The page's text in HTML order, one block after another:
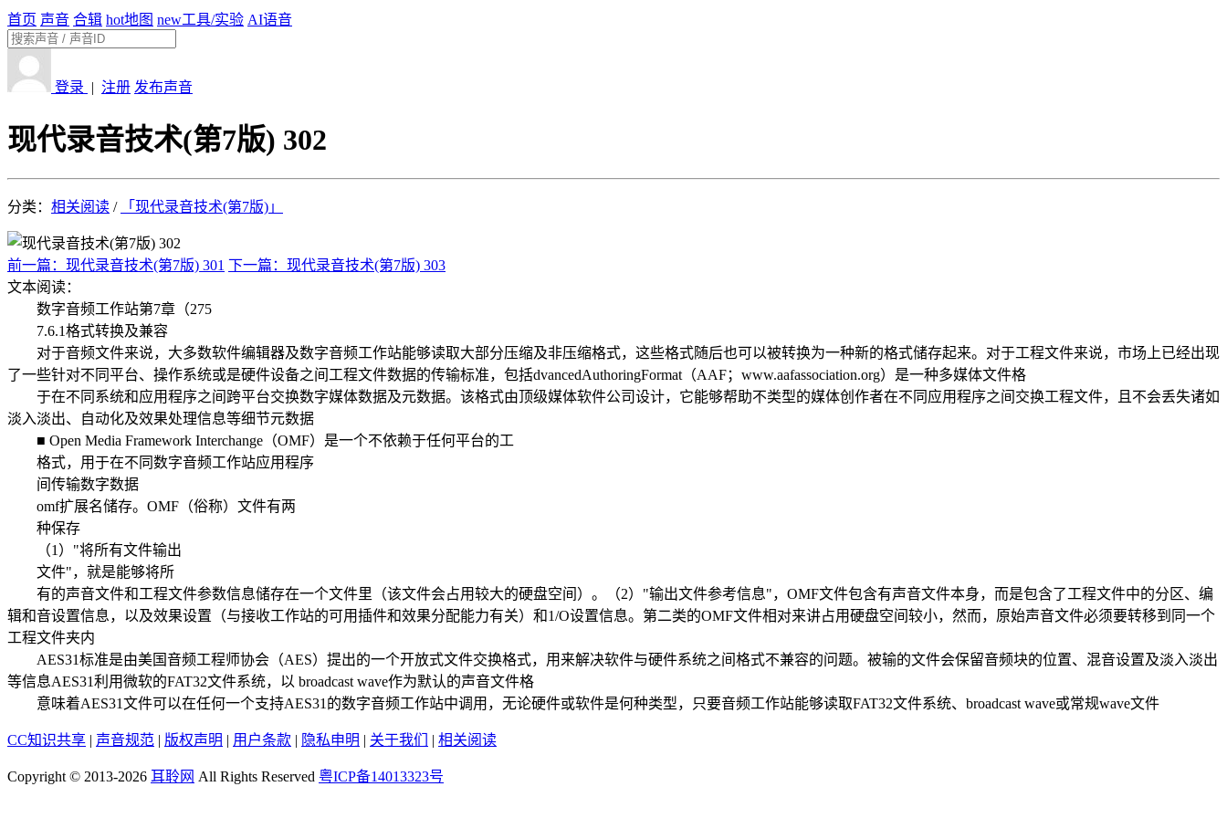
首页 声音 合辑 hot地图 new工具/实验 AI语音
登录 | 注册 发布声音
现代录音技术(第7版) 302
分类： 相关阅读 / 「现代录音技术(第7版)」
前一篇：现代录音技术(第7版) 301 下一篇：现代录音技术(第7版) 303
文本阅读：
数字音频工作站第7章（275
7.6.1格式转换及兼容
对于音频文件来说，大多数软件编辑器及数字音频工作站能够读取大部分压缩及非压缩格式，这些格式随后也可以被转换为一种新的格式储存起来。对于工程文件来说，市场上已经出现
了一些针对不同平台、操作系统或是硬件设备之间工程文件数据的传输标准，包括dvancedAuthoringFormat（AAF；www.aafassociation.org）是一种多媒体文件格
于在不同系统和应用程序之间跨平台交换数字媒体数据及元数据。该格式由顶级媒体软件公司设计，它能够帮助不类型的媒体创作者在不同应用程序之间交换工程文件，且不会丢失诸如
淡入淡出、自动化及效果处理信息等细节元数据
■ Open Media Framework Interchange（OMF）是一个不依赖于任何平台的工
格式，用于在不同数字音频工作站应用程序
间传输数字数据
omf扩展名储存。OMF（俗称）文件有两
种保存
（1）"将所有文件输出
文件"，就是能够将所
有的声音文件和工程文件参数信息储存在一个文件里（该文件会占用较大的硬盘空间）。（2）"输出文件参考信息"，OMF文件包含有声音文件本身，而是包含了工程文件中的分区、编
辑和音设置信息，以及效果设置（与接收工作站的可用插件和效果分配能力有关）和1/O设置信息。第二类的OMF文件相对来讲占用硬盘空间较小，然而，原始声音文件必须要转移到同一个
工程文件夹内
AES31标准是由美国音频工程师协会（AES）提出的一个开放式文件交换格式，用来解决软件与硬件系统之间格式不兼容的问题。被输的文件会保留音频块的位置、混音设置及淡入淡出
等信息AES31利用微软的FAT32文件系统，以 broadcast wave作为默认的声音文件格
意味着AES31文件可以在任何一个支持AES31的数字音频工作站中调用，无论硬件或软件是何种类型，只要音频工作站能够读取FAT32文件系统、broadcast wave或常规wave文件
CC知识共享 | 声音规范 | 版权声明 | 用户条款 | 隐私申明 | 关于我们 | 相关阅读
Copyright © 2013-2026 耳聆网 All Rights Reserved 粤ICP备14013323号